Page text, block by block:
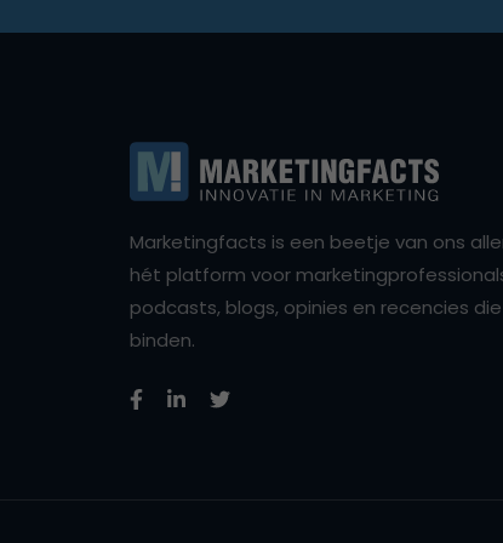
Marketingfacts is een beetje van ons
hét platform voor
podcasts, blogs, opinies en recencies
binden.